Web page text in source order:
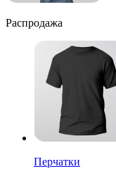
Распродажа
Перчатки